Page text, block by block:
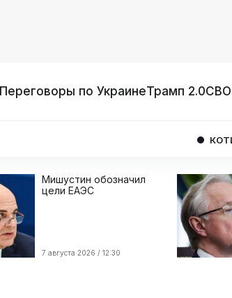
Переговоры по УкраинеТрамп 2.0СВО
КОТИРОВКИ
Мишустин обозначил
цели ЕАЭС
7 августа 2026 / 12:30